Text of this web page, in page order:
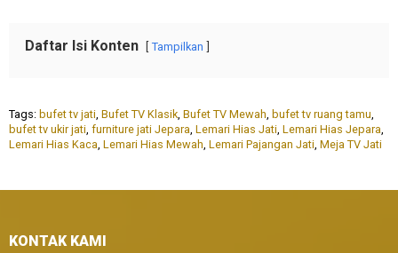
Daftar Isi Konten Tampilkan
Tags: bufet tv jati Bufet TV Klasik Bufet TV Mewah bufet tv ruang tamu
bufet tv ukir jati furniture jati Jepara Lemari Hias Jati Lemari Hias Jepara
Lemari Hias Kaca Lemari Hias Mewah Lemari Pajangan Jati Meja TV Jati
KONTAK KAMI